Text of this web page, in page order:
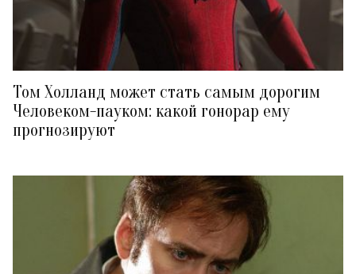
Том Холланд может стать самым дорогим
Человеком-пауком: какой гонорар ему
прогнозируют